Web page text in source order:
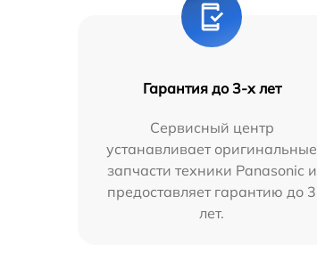
Гарантия до 3-х лет
Сервисный центр
устанавливает оригинальные
запчасти техники Panasonic и
предоставляет гарантию до 3
лет.